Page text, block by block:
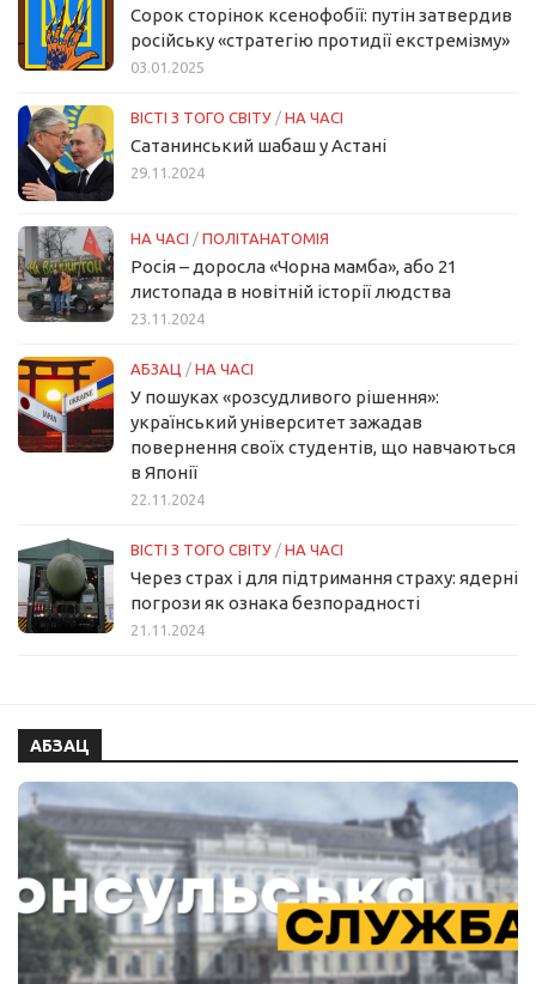
Сорок сторінок ксенофобії: путін затвердив
російську «стратегію протидії екстремізму»
03.01.2025
ВІСТІ З ТОГО СВІТУ / НА ЧАСІ
Сатанинський шабаш у Астані
29.11.2024
НА ЧАСІ / ПОЛІТАНАТОМІЯ
Росія – доросла «Чорна мамба», або 21
листопада в новітній історії людства
23.11.2024
АБЗАЦ / НА ЧАСІ
У пошуках «розсудливого рішення»:
український університет зажадав
повернення своїх студентів, що навчаються
в Японії
22.11.2024
ВІСТІ З ТОГО СВІТУ / НА ЧАСІ
Через страх і для підтримання страху: ядерні
погрози як ознака безпорадності
21.11.2024
АБЗАЦ